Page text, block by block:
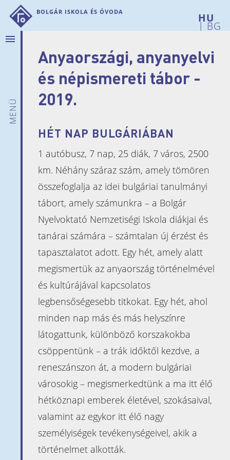
Bolgár Iskola és Óvoda
|BG
menu
menü
Anyaországi, anyanyelvi
és népismereti tábor -
2019.
HÉT NAP BULGÁRIÁBAN
1 autóbusz, 7 nap, 25 diák, 7 város, 2500
km. Néhány száraz szám, amely tömören
összefoglalja az idei bulgáriai tanulmányi
tábort, amely számunkra – a Bolgár
Nyelvoktató Nemzetiségi Iskola diákjai és
tanárai számára – számtalan új érzést és
tapasztalatot adott. Egy hét, amely alatt
megismertük az anyaország történelmével
és kultúrájával kapcsolatos
legbensőségesebb titkokat. Egy hét, ahol
minden nap más és más helyszínre
látogattunk, különböző korszakokba
csöppentünk – a trák időktől kezdve, a
reneszánszon át, a modern bulgáriai
városokig – megismerkedtünk a ma itt élő
hétköznapi emberek életével, szokásaival,
valamint az egykor itt élő nagy
személyiségek tevékenységeivel, akik a
történelmet alkották.
Rólunk
Hírek
Bemutatkozunk
Intézményi
Iskolánk
története
Telephelyeink
Pedagógusaink
Szülői
munkaközösség
Dokumentumok
Naptár
Heti órarend
Kapcsolat
Óvoda
Bemutatkozás
Beiratkozás
Pedagógusaink
Információk
Beiratkozás az
iskolába
Érettségi
vizsga
ECL